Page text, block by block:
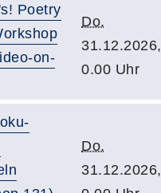
Poetry
on-
Do.
31.12.2026,
0.00 Uhr
Do.
31.12.2026,